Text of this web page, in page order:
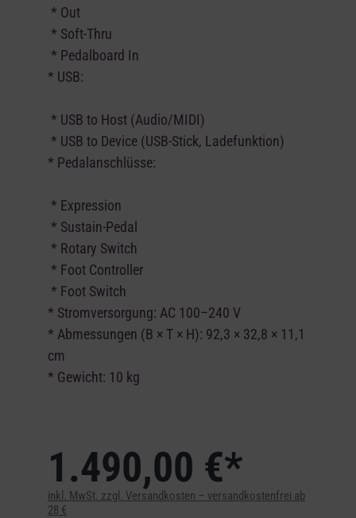
* Out
* Soft-Thru
* Pedalboard In
* USB:
* USB to Host (Audio/MIDI)
* USB to Device (USB-Stick, Ladefunktion)
* Pedalanschlüsse:
* Expression
* Sustain-Pedal
* Rotary Switch
* Foot Controller
* Foot Switch
* Stromversorgung: AC 100–240 V
* Abmessungen (B × T × H): 92,3 × 32,8 × 11,1
cm
* Gewicht: 10 kg
1.490,00 €*
inkl. MwSt. zzgl. Versandkosten – versandkostenfrei ab
28 €